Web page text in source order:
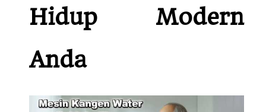
Hidup Modern
Anda